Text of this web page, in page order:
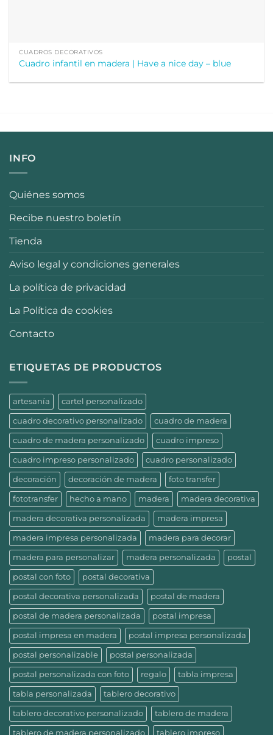
CUADROS DECORATIVOS
Cuadro infantil en madera | Have a nice day – blue
INFO
Quiénes somos
Recibe nuestro boletín
Tienda
Aviso legal y condiciones generales
La política de privacidad
La Política de cookies
Contacto
ETIQUETAS DE PRODUCTOS
artesanía cartel personalizado
cuadro decorativo personalizado cuadro de madera
cuadro de madera personalizado cuadro impreso
cuadro impreso personalizado cuadro personalizado
decoración decoración de madera foto transfer
fototransfer hecho a mano madera madera decorativa
madera decorativa personalizada madera impresa
madera impresa personalizada madera para decorar
madera para personalizar madera personalizada postal
postal con foto postal decorativa
postal decorativa personalizada postal de madera
postal de madera personalizada postal impresa
postal impresa en madera postal impresa personalizada
postal personalizable postal personalizada
postal personalizada con foto regalo tabla impresa
tabla personalizada tablero decorativo
tablero decorativo personalizado tablero de madera
tablero de madera personalizado tablero impreso